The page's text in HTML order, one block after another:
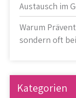
Austausch im
Warum
sondern oft
Kategorien